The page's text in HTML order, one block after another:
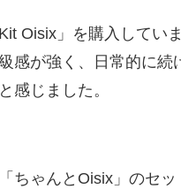
Oisix」を購入してい
感が強く、日常的に続
感じました。
ちゃんとOisix」のセ